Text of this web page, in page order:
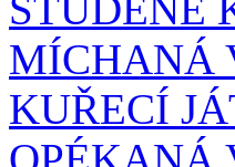
STUDENÉ
MÍCHANÁ
KUŘECÍ